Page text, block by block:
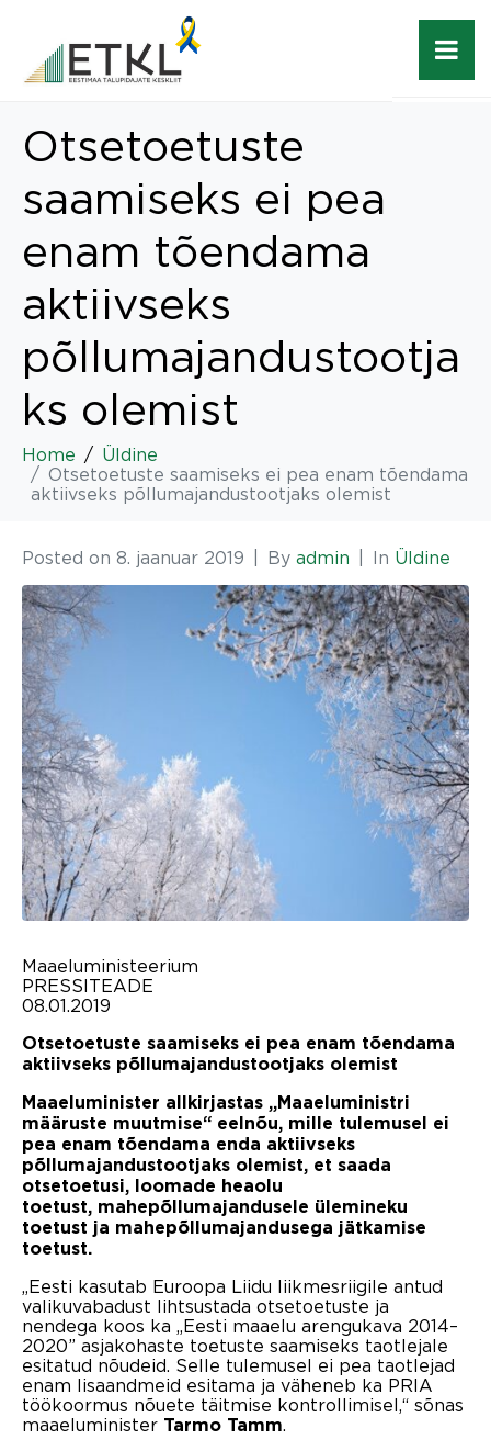
Otsetoetuste
saamiseks ei pea
enam tõendama
aktiivseks
põllumajandustootja
ks olemist
Home
Üldine
Otsetoetuste saamiseks ei pea enam tõendama
aktiivseks põllumajandustootjaks olemist
Posted on 8. jaanuar 2019 By admin In Üldine
Maaeluministeerium
PRESSITEADE
08.01.2019
Otsetoetuste saamiseks ei pea enam tõendama
aktiivseks põllumajandustootjaks olemist
Maaeluminister allkirjastas „Maaeluministri
määruste muutmise“ eelnõu, mille tulemusel ei
pea enam tõendama enda aktiivseks
põllumajandustootjaks olemist, et saada
otsetoetusi, loomade heaolu
toetust, mahepõllumajandusele ülemineku
toetust ja mahepõllumajandusega jätkamise
toetust.
„Eesti kasutab Euroopa Liidu liikmesriigile antud
valikuvabadust lihtsustada otsetoetuste ja
nendega koos ka „Eesti maaelu arengukava 2014–
2020” asjakohaste toetuste saamiseks taotlejale
esitatud nõudeid. Selle tulemusel ei pea taotlejad
enam lisaandmeid esitama ja väheneb ka PRIA
töökoormus nõuete täitmise kontrollimisel,“ sõnas
maaeluminister Tarmo Tamm.